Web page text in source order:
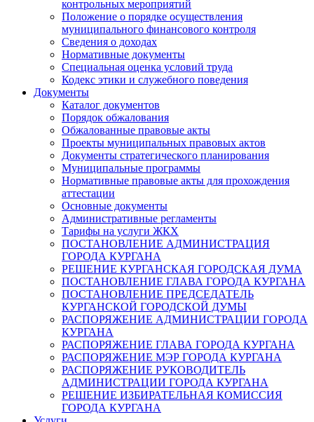
контрольных мероприятий
Положение о порядке осуществления
муниципального финансового контроля
Сведения о доходах
Нормативные документы
Специальная оценка условий труда
Кодекс этики и служебного поведения
Документы
Каталог документов
Порядок обжалования
Обжалованные правовые акты
Проекты муниципальных правовых актов
Документы стратегического планирования
Муниципальные программы
Нормативные правовые акты для прохождения
аттестации
Основные документы
Административные регламенты
Тарифы на услуги ЖКХ
ПОСТАНОВЛЕНИЕ АДМИНИСТРАЦИЯ
ГОРОДА КУРГАНА
РЕШЕНИЕ КУРГАНСКАЯ ГОРОДСКАЯ ДУМА
ПОСТАНОВЛЕНИЕ ГЛАВА ГОРОДА КУРГАНА
ПОСТАНОВЛЕНИЕ ПРЕДСЕДАТЕЛЬ
КУРГАНСКОЙ ГОРОДСКОЙ ДУМЫ
РАСПОРЯЖЕНИЕ АДМИНИСТРАЦИИ ГОРОДА
КУРГАНА
РАСПОРЯЖЕНИЕ ГЛАВА ГОРОДА КУРГАНА
РАСПОРЯЖЕНИЕ МЭР ГОРОДА КУРГАНА
РАСПОРЯЖЕНИЕ РУКОВОДИТЕЛЬ
АДМИНИСТРАЦИИ ГОРОДА КУРГАНА
РЕШЕНИЕ ИЗБИРАТЕЛЬНАЯ КОМИССИЯ
ГОРОДА КУРГАНА